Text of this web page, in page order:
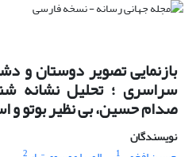
بازنمایی تصویر دوستان و
سراسری ؛ تحلیل نشانه
صدام حسین، بی نظیر بوتو و
نویسندگان